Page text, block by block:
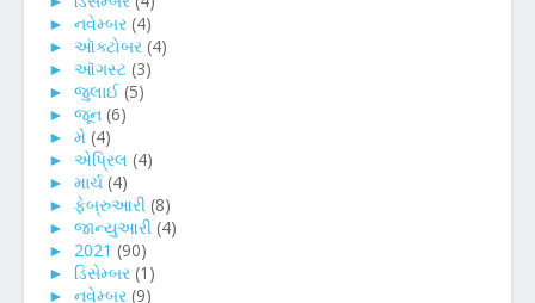
► નવેમ્બર (4)
► ઑક્ટોબર (4)
► ઑગસ્ટ (3)
► જુલાઈ (5)
► જૂન (6)
► મે (4)
► એપ્રિલ (4)
► માર્ચ (4)
► ફેબ્રુઆરી (8)
► જાન્યુઆરી (4)
► 2021 (90)
► ડિસેમ્બર (1)
► નવેમ્બર (9)